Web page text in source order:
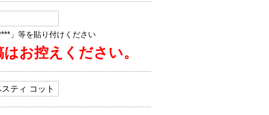
」等を貼り付けください
お控えください。